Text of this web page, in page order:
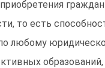
то есть
любому